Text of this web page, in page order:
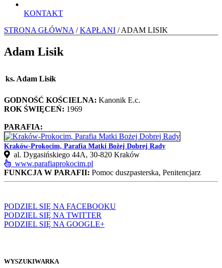
KONTAKT
STRONA GŁÓWNA /KAPŁANI / ADAM LISIK
Adam Lisik
ks. Adam Lisik
GODNOŚĆ KOŚCIELNA: Kanonik E.c.
ROK ŚWIĘCEŃ: 1969
PARAFIA:
Kraków-Prokocim, Parafia Matki Bożej Dobrej Rady
al. Dygasińskiego 44A, 30-820 Kraków
www.parafiaprokocim.pl
FUNKCJA W PARAFII: Pomoc duszpasterska, Penitencjarz
PODZIEL SIĘ NA FACEBOOKU
PODZIEL SIĘ NA TWITTER
PODZIEL SIĘ NA GOOGLE+
WYSZUKIWARKA